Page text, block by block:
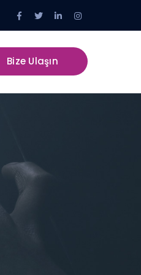
Facebook
Profile
Twitter
Profile
LinkedIn
Profile
Instagram
Profile
Bize Ulaşın